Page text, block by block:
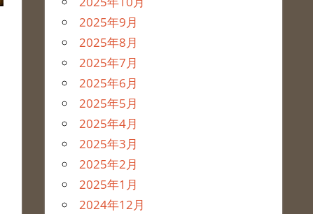
2025年9月
2025年8月
2025年7月
2025年6月
2025年5月
2025年4月
2025年3月
2025年2月
2025年1月
2024年12月